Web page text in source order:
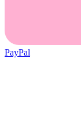
PayPal